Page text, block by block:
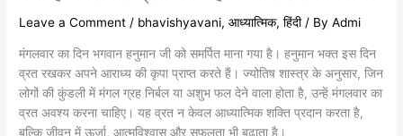
Leave a Comment / bhavishyavani,आध्यात्मिक,हिंदी/ ByAdmi
मंगलवार का दिन भगवान हनुमान जी को समर्पित माना गया है। हनुमान भक्त इस दिन
व्रत रखकर अपने आराध्य की कृपा प्राप्त करते हैं। ज्योतिष शास्त्र के अनुसार, जिन
लोगों की कुंडली में मंगल ग्रह निर्बल या अशुभ फल देने वाला होता है, उन्हें मंगलवार का
व्रत अवश्य करना चाहिए। यह व्रत न केवल आध्यात्मिक शक्ति प्रदान करता है,
बल्कि जीवन में ऊर्जा, आत्मविश्वास और सफलता भी बढ़ाता है।